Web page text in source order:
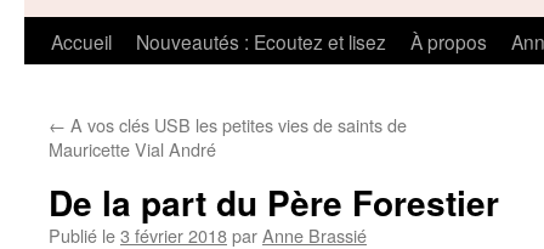
Aller
contenu
Accueil Nouveautés : Ecoutez et lisez À propos
← A vos clés USB les petites vies de saints de
Mauricette Vial André
De la part du Père Forestier
Publié le3 février 2018parAnne Brassié